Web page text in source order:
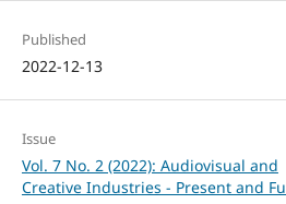
Published
2022-12-13
Issue
Vol. 7 No. 2 (2022): Audiovisual and
Creative Industries - Present and